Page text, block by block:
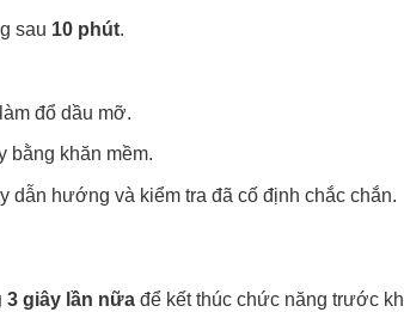
sau 10 phút.
đổ dầu mỡ.
bằng khăn mềm.
dẫn hướng và kiểm tra đã cố định chắc chắn.
3 giây lần nữađể kết thúc chức năng trước